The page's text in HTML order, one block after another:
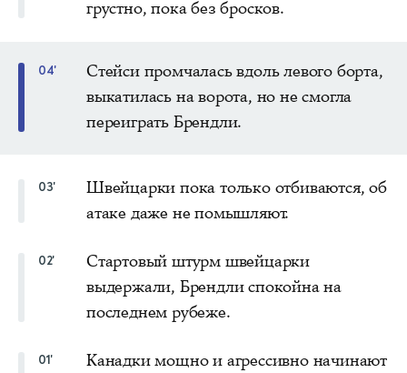
грустно, пока без бросков.
04'
Стейси промчалась вдоль левого борта,
выкатилась на ворота, но не смогла
переиграть Брендли.
03'
Швейцарки пока только отбиваются, об
атаке даже не помышляют.
02'
Стартовый штурм швейцарки
выдержали, Брендли спокойна на
последнем рубеже.
01'
Канадки мощно и агрессивно начинают